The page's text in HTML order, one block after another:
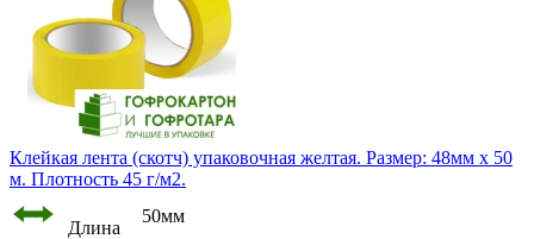
Клейкая лента (скотч) упаковочная желтая. Размер: 48мм х 50
м. Плотность 45 г/м2.
Длина
50мм